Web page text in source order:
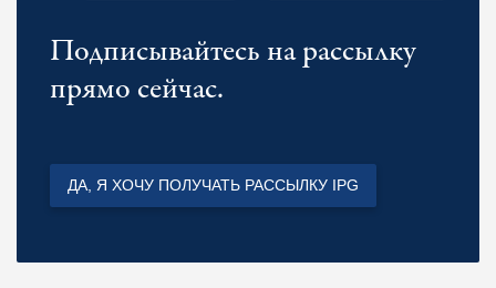
Подписывайтесь на рассылку
прямо сейчас.
ДА, Я ХОЧУ ПОЛУЧАТЬ РАССЫЛКУ IPG